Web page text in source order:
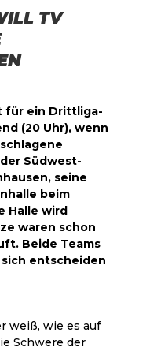
TV
für ein Drittliga-
(20 Uhr), wenn
Südwest-
seine
beim
Halle wird
waren schon
Beide Teams
entscheiden
weiß, wie es auf
Schwere der